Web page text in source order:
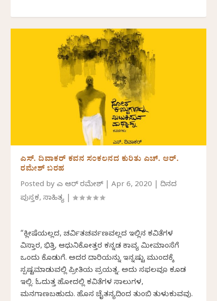
ಎಸ್. ದಿವಾಕರ್ ಕವನ ಸಂಕಲನದ ಕುರಿತು ಎಚ್. ಆರ್.
ರಮೇಶ್ ಬರಹ
Posted byಎಚ್ ಆರ್ ರಮೇಶ್ |Apr 6, 2020 |ದಿನದ
ಪುಸ್ತಕ,ಸಾಹಿತ್ಯ |
“ಕ್ಲೀಷೆಯಲ್ಲದ, ಚರ್ವಿತಚರ್ವಣವಲ್ಲದ ಇಲ್ಲಿನ ಕವಿತೆಗಳ
ವಿಸ್ತಾರ, ಭಿತ್ತಿ, ಆಧುನಿಕೋತ್ತರ ಕನ್ನಡ ಕಾವ್ಯ ಮೀಮಾಂಸೆಗೆ
ಒಂದು ಕೊಡುಗೆ. ಅದರ ದಾರಿಯನ್ನು ಇನ್ನಷ್ಟು ಮುಂದಕ್ಕೆ
ಸ್ಪಷ್ಟಮಾಡುವಲ್ಲಿ ಪ್ರೀತಿಯ ಪ್ರಯತ್ನ. ಅದು ಸಫಲವೂ ಕೂಡ
ಇಲ್ಲಿ. ಓದುತ್ತ ಹೋದಲ್ಲಿ ಕವಿತೆಗಳ ಸಾಲುಗಳ,
ಮನಗಾಣಬಹುದು. ಹೊಸ ಚೈತನ್ಯದಿಂದ ತುಂಬಿ ತುಳುಕುವವು.